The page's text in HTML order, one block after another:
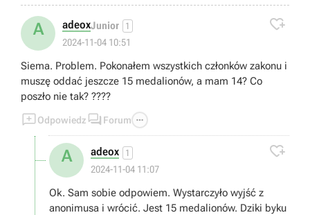
A adeoxJunior 1
2024-11-04 10:51

Siema. Problem. Pokonałem wszystkich członków zakonu i
muszę oddać jeszcze 15 medalionów, a mam 14? Co
poszło nie tak? ????
Odpowiedz  Forum 
A adeox 1
2024-11-04 11:07

Ok. Sam sobie odpowiem. Wystarczyło wyjść z
anonimusa i wrócić. Jest 15 medalionów. Dziki byku